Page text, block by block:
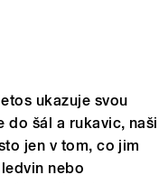
ukazuje svou
do šál a rukavic, naši
jen v tom, co jim
nebo